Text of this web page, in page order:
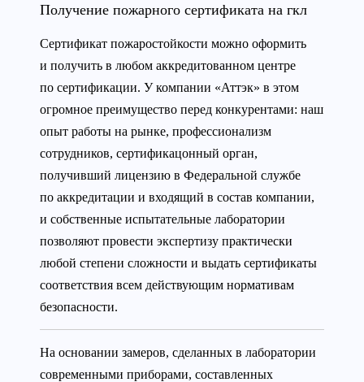
Получение пожарного сертификата на гкл
Сертификат пожаростойкости можно оформить
и получить в любом аккредитованном центре
по сертификации. У компании «Аттэк» в этом
огромное преимущество перед конкурентами: наш
опыт работы на рынке, профессионализм
сотрудников, сертификацонный орган,
получивший лицензию в Федеральной службе
по аккредитации и входящий в состав компании,
и собственные испытательные лаборатории
позволяют провести экспертизу практически
любой степени сложности и выдать сертификаты
соответствия всем действующим нормативам
безопасности.
На основании замеров, сделанных в лаборатории
современными приборами, составленных